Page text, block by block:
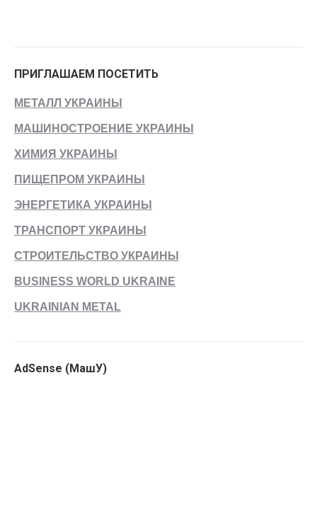
ПРИГЛАШАЕМ ПОСЕТИТЬ
МЕТАЛЛ УКРАИНЫ
МАШИНОСТРОЕНИЕ УКРАИНЫ
ХИМИЯ УКРАИНЫ
ПИЩЕПРОМ УКРАИНЫ
ЭНЕРГЕТИКА УКРАИНЫ
ТРАНСПОРТ УКРАИНЫ
СТРОИТЕЛЬСТВО УКРАИНЫ
BUSINESS WORLD UKRAINE
UKRAINIAN METAL
AdSense (МашУ)